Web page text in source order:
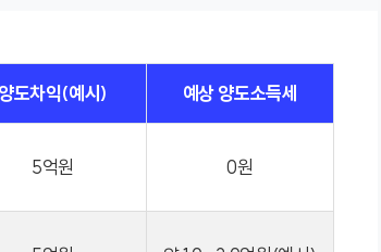
양도차익(예시) 예상 양도소득세
5억원 0원